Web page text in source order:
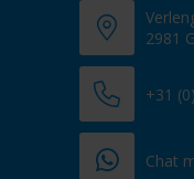
2981
+31
Chat